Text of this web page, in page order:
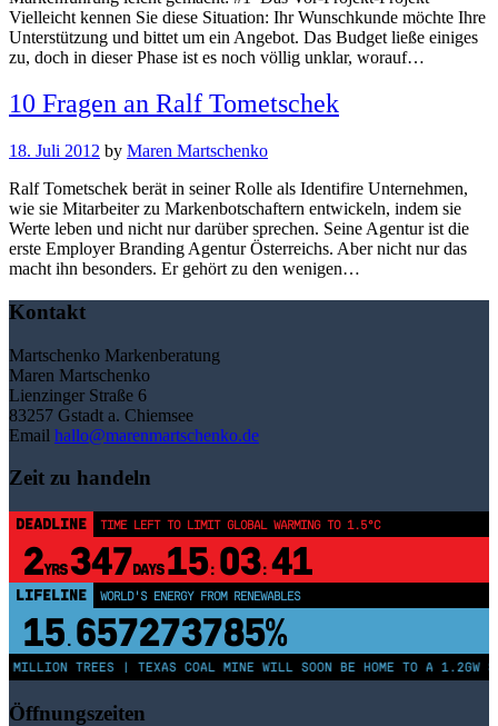
Vielleicht kennen Sie diese Situation: Ihr Wunschkunde möchte Ihre
Unterstützung und bittet um ein Angebot. Das Budget ließe einiges
zu, doch in dieser Phase ist es noch völlig unklar, worauf…
10 Fragen an Ralf Tometschek
18. Juli 2012 by Maren Martschenko
Ralf Tometschek berät in seiner Rolle als Identifire Unternehmen,
wie sie Mitarbeiter zu Markenbotschaftern entwickeln, indem sie
Werte leben und nicht nur darüber sprechen. Seine Agentur ist die
erste Employer Branding Agentur Österreichs. Aber nicht nur das
macht ihn besonders. Er gehört zu den wenigen…
Kontakt
Martschenko Markenberatung
Maren Martschenko
Lienzinger Straße 6
83257 Gstadt a. Chiemsee
Email hallo@marenmartschenko.de
Zeit zu handeln
DEADLINE TIME LEFT TO LIMIT GLOBAL WARMING TO 1.5°C
2YRS347DAYS 15: 03: 41
LIFELINE WORLD'S ENERGY FROM RENEWABLES
15. 657273785%
MILLION TREES | TEXAS COAL MINE WILL SOON BE HOME TO A 1.2GW
Öffnungszeiten